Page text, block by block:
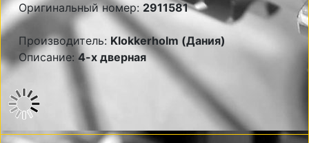
Оригинальный номер: 2911581
Производитель: Klokkerholm (Дания)
Описание: 4-х дверная